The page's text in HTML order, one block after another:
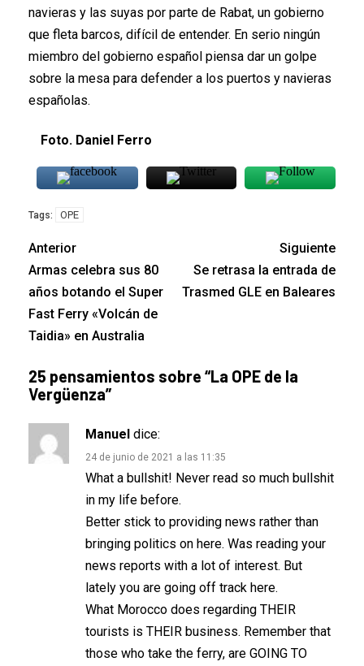
navieras y las suyas por parte de Rabat, un gobierno
que fleta barcos, difícil de entender. En serio ningún
miembro del gobierno español piensa dar un golpe
sobre la mesa para defender a los puertos y navieras
españolas.
Foto. Daniel Ferro
Tags: OPE
Anterior
Armas celebra sus 80
años botando el Super
Fast Ferry «Volcán de
Taidia» en Australia
Siguiente
Se retrasa la entrada de
Trasmed GLE en Baleares
25 pensamientos sobre “La OPE de la
Vergüenza”
Manuel dice:
24 de junio de 2021 a las 11:35
What a bullshit! Never read so much bullshit
in my life before.
Better stick to providing news rather than
bringing politics on here. Was reading your
news reports with a lot of interest. But
lately you are going off track here.
What Morocco does regarding THEIR
tourists is THEIR business. Remember that
those who take the ferry, are GOING TO